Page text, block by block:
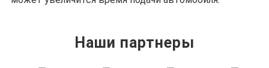
Наши партнеры